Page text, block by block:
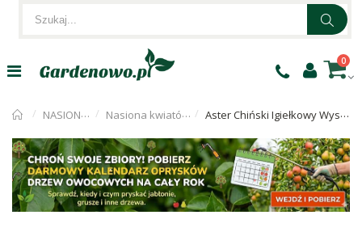
0
NASIONA KWIATÓW Nasiona kwiatów jednorocznych Aster Chiński Igiełkowy Wysoki Mieszanka 1g PlantiCo